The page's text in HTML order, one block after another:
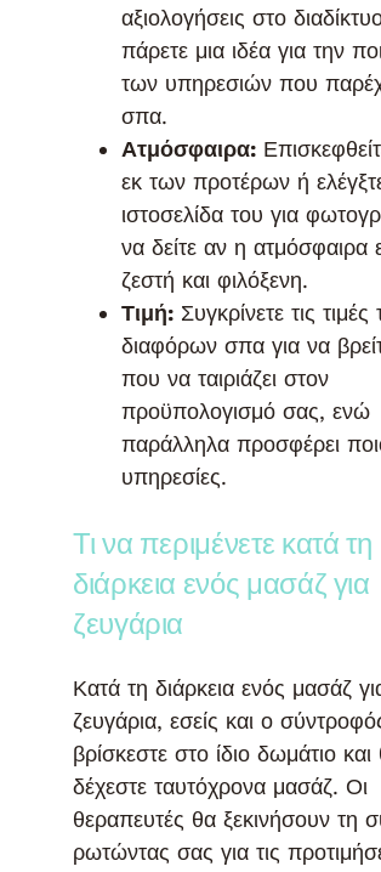
αξιολογήσεις στο
πάρετε μια ιδέα για την
των υπηρεσιών που
σπα.
Ατμόσφαιρα:
εκ των προτέρων ή
ιστοσελίδα του για
να δείτε αν η ατμόσφαιρα
ζεστή και φιλόξενη.
Τιμή:Συγκρίνετε τις τιμές
διαφόρων σπα για να
που να ταιριάζει στον
προϋπολογισμό σας, ενώ
παράλληλα προσφέρει
υπηρεσίες.
Τι να περιμένετε κατά τη
διάρκεια ενός μασάζ για
ζευγάρια
Κατά τη διάρκεια ενός μασάζ
ζευγάρια, εσείς και ο
βρίσκεστε στο ίδιο δωμάτιο και
δέχεστε ταυτόχρονα μασάζ. Οι
θεραπευτές θα ξεκινήσουν τη
ρωτώντας σας για τις